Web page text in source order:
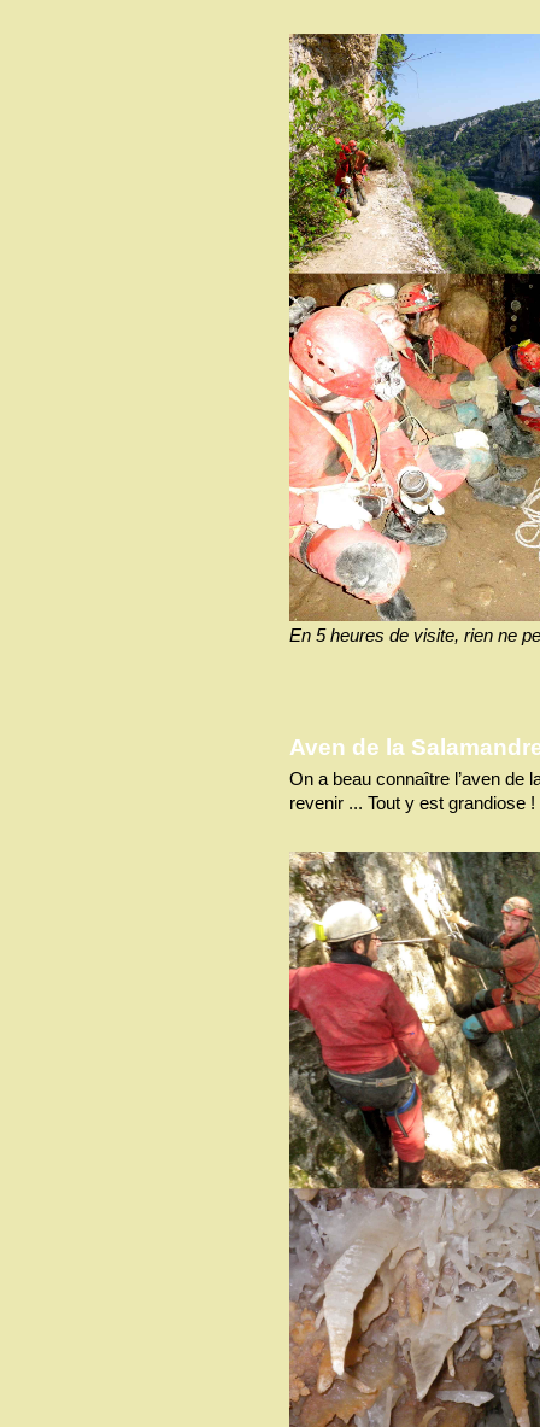
En 5 heures de visite, rien ne
Aven de la
On a beau connaître l’aven de
revenir ... Tout y est grandiose !